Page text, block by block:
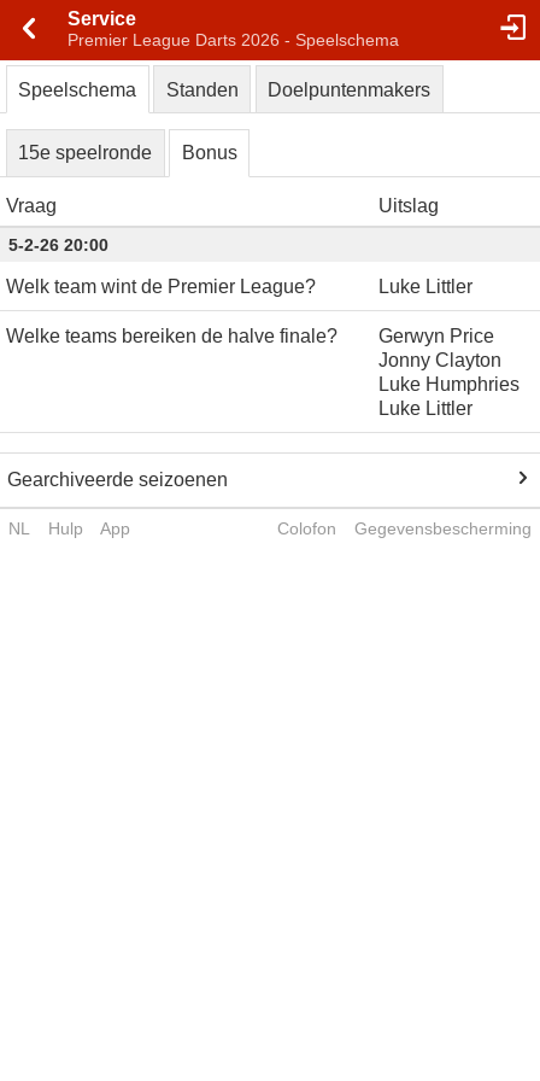
Service
Premier League Darts 2026 - Speelschema
Speelschema Standen Doelpuntenmakers
15e speelronde Bonus
Vraag Uitslag
5-2-26 20:00
Welk team wint de Premier League? Luke Littler
Welke teams bereiken de halve finale?
Gerwyn Price
Jonny Clayton
Luke Humphries
Luke Littler
Gearchiveerde seizoenen
NL Hulp App Colofon Gegevensbescherming